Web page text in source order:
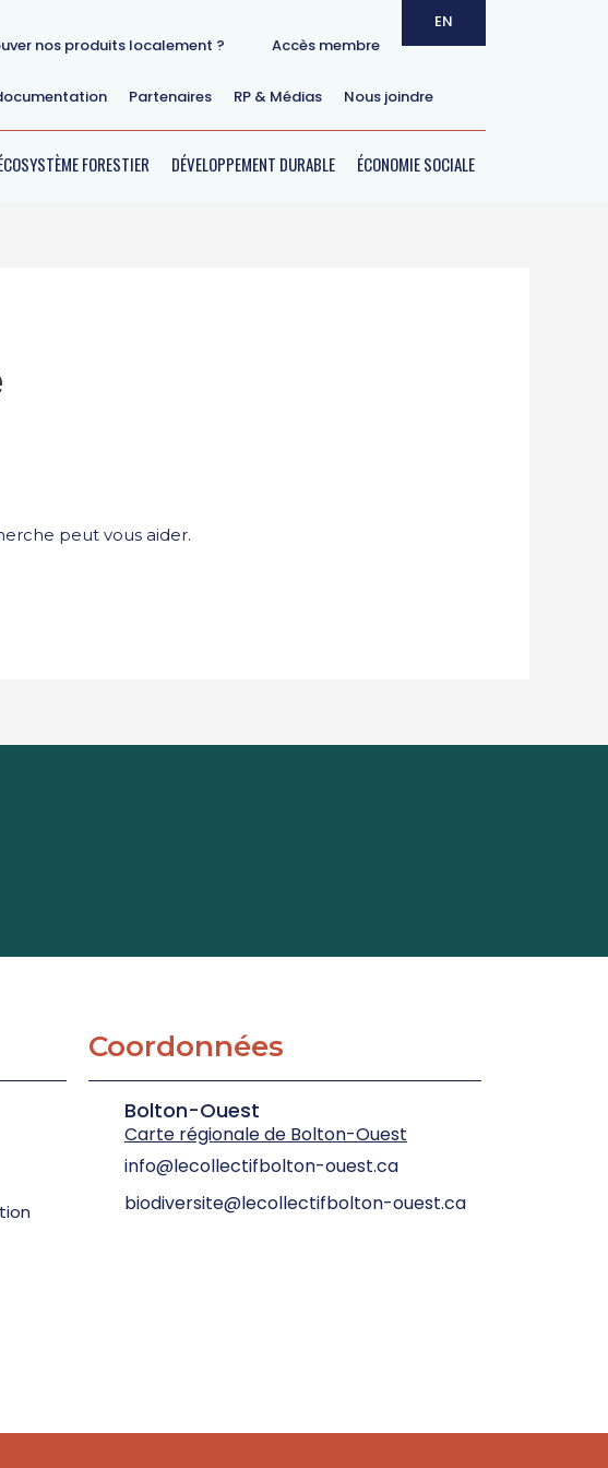
nos produits localement ? Accès membre
EN
Partenaires RP & Médias Nous joindre
FORESTIER DÉVELOPPEMENT DURABLE ÉCONOMIE SOCIALE
peut vous aider.
Coordonnées
Carte régionale de Bolton-Ouest
Bolton-Ouest
info@lecollectifbolton-ouest.ca
biodiversite@lecollectifbolton-ouest.ca